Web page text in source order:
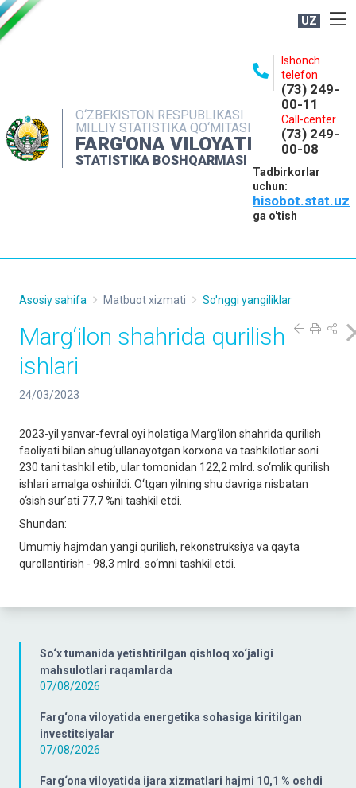
UZ
O‘ZBEKISTON RESPUBLIKASI
MILLIY STATISTIKA QO‘MITASI
FARG'ONA VILOYATI
STATISTIKA BOSHQARMASI
Ishonch
telefon
(73) 249-
00-11
Call-center
(73) 249-
00-08
Tadbirkorlar
uchun:
hisobot.stat.uz
ga o'tish
NASHRLAR
INTERAKTIV XIZMATLAR
MATBUOT XIZMATI
So‘x tumanida yetishtirilgan qishloq xo‘jaligi
mahsulotlari raqamlarda
07/08/2026
Farg‘ona viloyatida energetika sohasiga kiritilgan
investitsiyalar
07/08/2026
Farg‘ona viloyatida ijara xizmatlari hajmi 10,1 % oshdi
Asosiy sahifa Matbuot xizmati So'nggi yangiliklar
Marg‘ilon shahrida qurilish
ishlari
24/03/2023
2023-yil yanvar-fevral oyi holatiga Marg‘ilon shahrida qurilish
faoliyati bilan shug‘ullanayotgan korxona va tashkilotlar soni
230 tani tashkil etib, ular tomonidan 122,2 mlrd. so‘mlik qurilish
ishlari amalga oshirildi. O‘tgan yilning shu davriga nisbatan
o‘sish sur’ati 77,7 %ni tashkil etdi.
Shundan:
Umumiy hajmdan yangi qurilish, rekonstruksiya va qayta
qurollantirish - 98,3 mlrd. so‘mni tashkil etdi.